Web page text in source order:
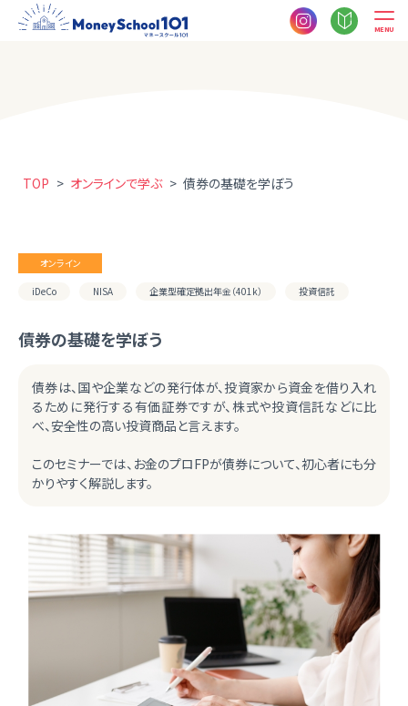
MENU
TOP > オンラインで学ぶ > 債券の基礎を学ぼう
オンライン
iDeCo NISA 企業型確定拠出年金（401k） 投資信託
債券の基礎を学ぼう
債券は、国や企業などの発行体が、投資家から資金を借り入れ
るために発行する有価証券ですが、株式や投資信託などに比
べ、安全性の高い投資商品と言えます。
このセミナーでは、お金のプロFPが債券について、初心者にも分
かりやすく解説します。